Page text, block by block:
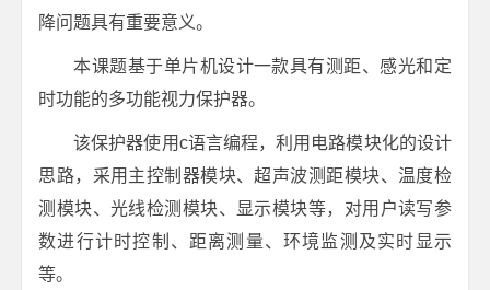
降问题具有重要意义。
本课题基于单片机设计一款具有测距、感光和定
时功能的多功能视力保护器。
该保护器使用c语言编程，利用电路模块化的设计
思路，采用主控制器模块、超声波测距模块、温度检
测模块、光线检测模块、显示模块等，对用户读写参
数进行计时控制、距离测量、环境监测及实时显示
等。